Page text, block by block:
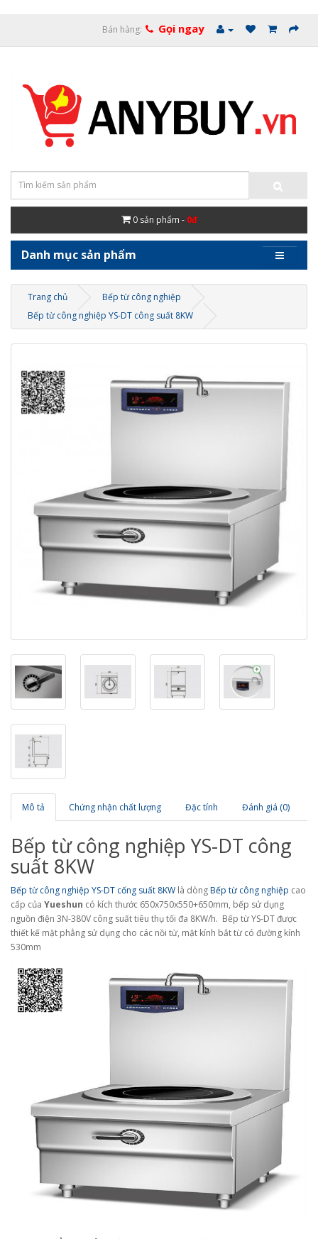
Bán hàng: Gọi ngay
0 sản phẩm - 0đ
Danh mục sản phẩm
Trang chủ
Bếp từ công nghiệp
Bếp từ công nghiệp YS-DT công suất 8KW
Mô tả Chứng nhận chất lượng Đặc tính Đánh giá (0)
Bếp từ công nghiệp YS-DT công
suất 8KW
Bếp từ công nghiệp YS-DT cống suất 8KW là dòngBếp từ công nghiệp cao
cấp của Yueshun có kích thước 650x750x550+650mm, bếp sử dụng
nguồn điện 3N-380V công suất tiêu thụ tối đa 8KW/h. Bếp từ YS-DT được
thiết kế mặt phẳng sử dụng cho các nồi từ, mặt kính bắt từ có đường kính
530mm